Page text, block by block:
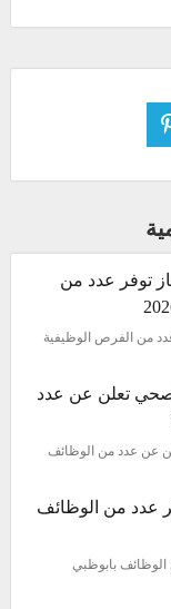
توفر عدد من
من الفرص الوظيفية
تعلن عن عدد
عن عدد من الوظائف
عدد من الوظائف
الوظائف بابوظبي